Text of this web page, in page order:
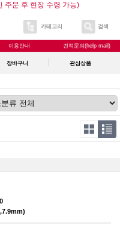
주문 후 현장 수령 가능)
카테고리 검색
이용안내 견적문의(help mail)
장바구니 관심상품